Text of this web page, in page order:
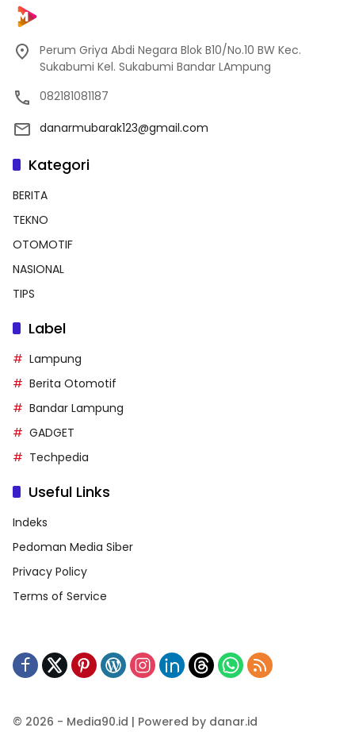
Perum Griya Abdi Negara Blok B10/No.10 BW Kec.
Sukabumi Kel. Sukabumi Bandar LAmpung
082181081187
danarmubarak123@gmail.com
Kategori
BERITA
TEKNO
OTOMOTIF
NASIONAL
TIPS
Label
Lampung
Berita Otomotif
Bandar Lampung
GADGET
Techpedia
Useful Links
Indeks
Pedoman Media Siber
Privacy Policy
Terms of Service
© 2026 - Media90.id | Powered by danar.id